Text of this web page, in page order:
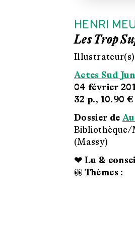
HENRI
Les Trop
Actes Sud
04 février
32 p., 10.90 €
Dossier de
Bibliothèque/
(Massy)
❤ Lu &
👀 Thèmes :